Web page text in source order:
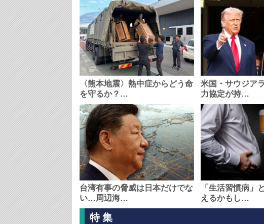
〈熊本地震〉熱中症からどう命
を守るか？…
米国・サウジア
力協定が持…
台湾有事の脅威は日本だけでな
い…周辺海…
「生活習慣病」
えるかもし…
特集